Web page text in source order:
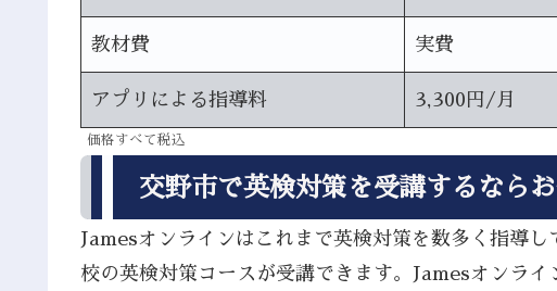
教材費 実費
アプリによる指導料 3,300円/月
価格すべて税込
交野市で英検対策を受講するなら
Jamesオンラインはこれまで英検対策を数多く指導
校の英検対策コースが受講できます。Jamesオンライ